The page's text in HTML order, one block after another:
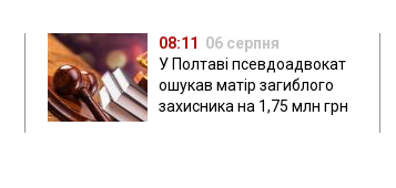
08:11 06 серпня
У Полтаві псевдоадвокат
ошукав матір загиблого
захисника на 1,75 млн грн